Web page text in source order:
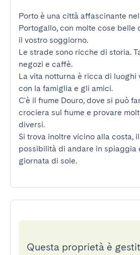
Porto è una città affascinante
Portogallo, con molte cose belle
il vostro soggiorno.
Le strade sono ricche di storia.
negozi e caffè.
La vita notturna è ricca di luoghi
con la famiglia e gli amici.
C'è il fiume Douro, dove si può
crociera sul fiume e provare
diversi.
Si trova inoltre vicino alla costa,
possibilità di andare in spiaggia
giornata di sole.
Questa proprietà è